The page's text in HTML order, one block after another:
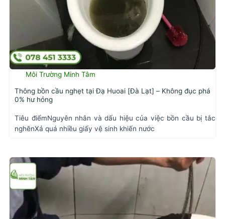
Môi Trường Minh Tâm
Thông bồn cầu nghẹt tại Đạ Huoai [Đà Lạt] – Không đục phá
0% hư hỏng
Tiêu điểmNguyên nhân và dấu hiệu của việc bồn cầu bị tắc
nghẽnXả quá nhiều giấy vệ sinh khiến nước